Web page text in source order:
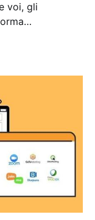
voi, gli